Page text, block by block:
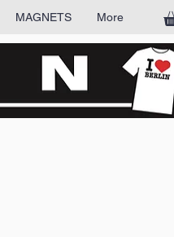
MAGNETS More